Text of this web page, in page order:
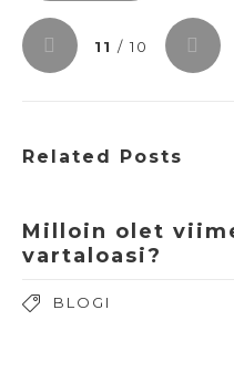
11 / 10
Related Posts
Milloin olet
vartaloasi?
BLOGI